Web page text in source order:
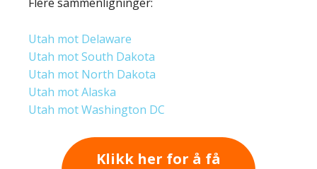
Utah mot Delaware
Utah mot South Dakota
Utah mot North Dakota
Utah mot Alaska
Utah mot Washington DC
Klikk her for å få